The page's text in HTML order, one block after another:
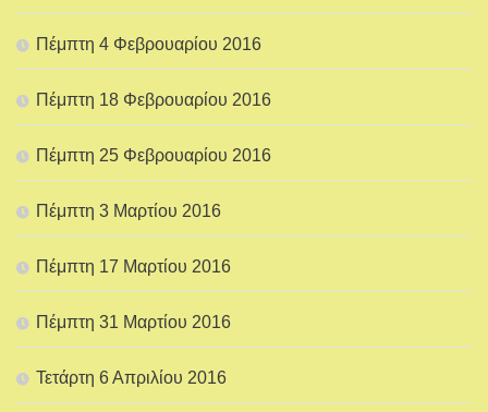
Πέμπτη 4 Φεβρουαρίου 2016
Πέμπτη 18 Φεβρουαρίου 2016
Πέμπτη 25 Φεβρουαρίου 2016
Πέμπτη 3 Μαρτίου 2016
Πέμπτη 17 Μαρτίου 2016
Πέμπτη 31 Μαρτίου 2016
Τετάρτη 6 Απριλίου 2016